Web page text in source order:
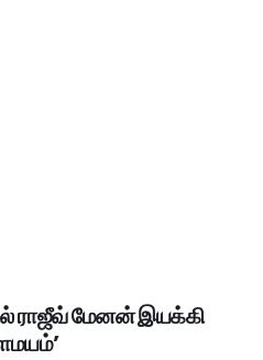
ராஜீவ் மேனன் இயக்கி